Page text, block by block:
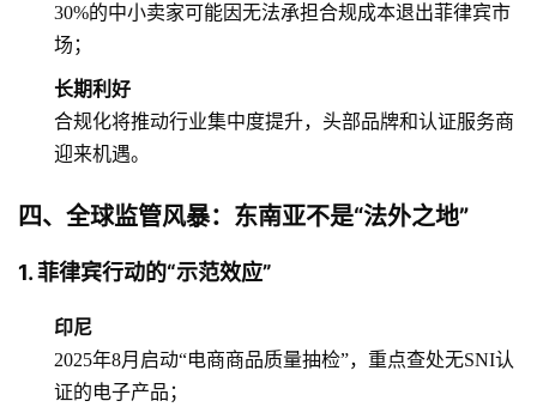
30%的中小卖家可能因无法承担合规成本退出菲律宾市
场；
长期利好
合规化将推动行业集中度提升，头部品牌和认证服务商
迎来机遇。
四、全球监管风暴：东南亚不是“法外之地”
1. 菲律宾行动的“示范效应”
印尼
2025年8月启动“电商商品质量抽检”，重点查处无SNI认
证的电子产品；